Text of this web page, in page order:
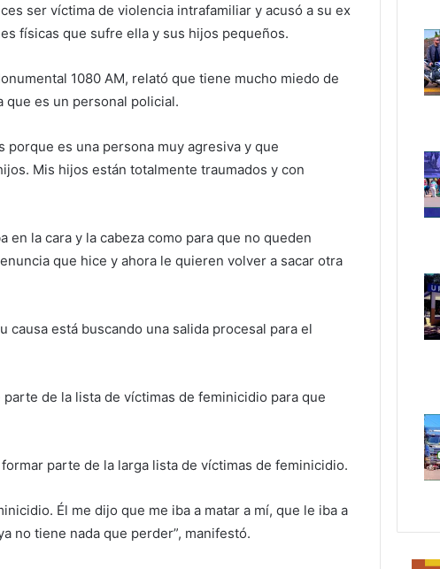
ser víctima de violencia intrafamiliar y acusó a su ex
físicas que sufre ella y sus hijos pequeños.
1080 AM, relató que tiene mucho miedo de
que es un personal policial.
es una persona muy agresiva y que
Mis hijos están totalmente traumados y con
en la cara y la cabeza como para que no queden
que hice y ahora le quieren volver a sacar otra
está buscando una salida procesal para el
de la lista de víctimas de feminicidio para que
parte de la larga lista de víctimas de feminicidio.
Él me dijo que me iba a matar a mí, que le iba a
no tiene nada que perder”, manifestó.